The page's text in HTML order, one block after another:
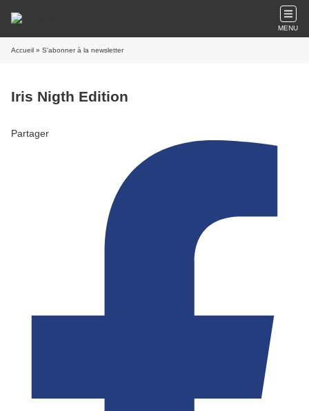
MENU
Accueil » S'abonner à la newsletter
Iris Nigth Edition
Partager